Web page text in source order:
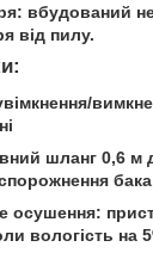
вбудований
від пилу.
шланг 0,6 м
осушення:
вологість на